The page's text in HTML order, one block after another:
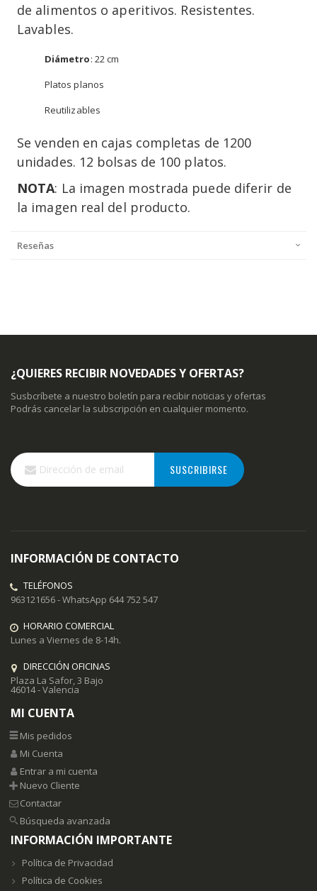
de alimentos o aperitivos. Resistentes.
Lavables.
Diámetro: 22 cm
Platos planos
Reutilizables
Se venden en cajas completas de 1200
unidades. 12 bolsas de 100 platos.
NOTA: La imagen mostrada puede diferir de
la imagen real del producto.
Reseñas
¿QUIERES RECIBIR NOVEDADES Y OFERTAS?
Susbcríbete a nuestro boletín para recibir noticias y ofertas
Podrás cancelar la subscripción en cualquier momento.
Inscríbase
a
nuestro
SUSCRIBIRSE
INFORMACIÓN DE CONTACTO
TELÉFONOS
963121656 - WhatsApp 644 752 547
HORARIO COMERCIAL
Lunes a Viernes de 8-14h.
DIRECCIÓN OFICINAS
Plaza La Safor, 3 Bajo
46014 - Valencia
MI CUENTA
Mis pedidos
Mi Cuenta
Entrar a mi cuenta
Nuevo Cliente
Contactar
Búsqueda avanzada
INFORMACIÓN IMPORTANTE
Política de Privacidad
Política de Cookies